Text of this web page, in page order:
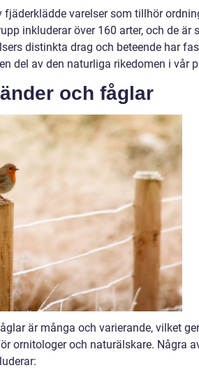
fjäderklädde varelser som tillhör
inkluderar över 160 arter, och de är
distinkta drag och beteende har
del av den naturliga rikedomen i vår
och fåglar
är många och varierande, vilket ger
ornitologer och naturälskare. Några